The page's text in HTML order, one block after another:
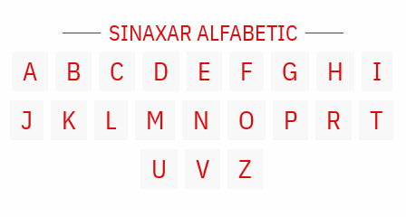
SINAXAR ALFABETIC
A B C D E F G H
I
J
K L M N O P R
T
U
V Z